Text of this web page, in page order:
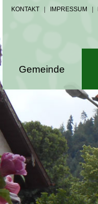
KONTAKT IMPRESSUM
Gemeinde